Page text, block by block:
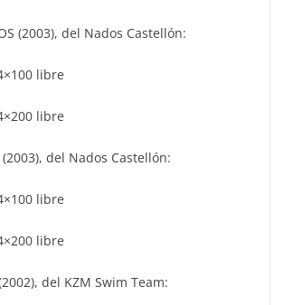
(2003), del Nados Castellón:
libre
libre
(2003), del Nados Castellón:
libre
libre
del KZM Swim Team: